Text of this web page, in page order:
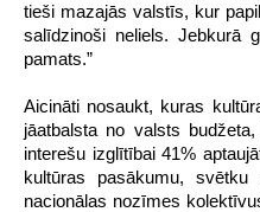
tieši mazajās valstīs, kur
salīdzinoši neliels. Jebkurā
pamats.”
Aicināti nosaukt, kuras
jāatbalsta no valsts
interešu izglītībai 41%
kultūras pasākumu,
nacionālas nozīmes